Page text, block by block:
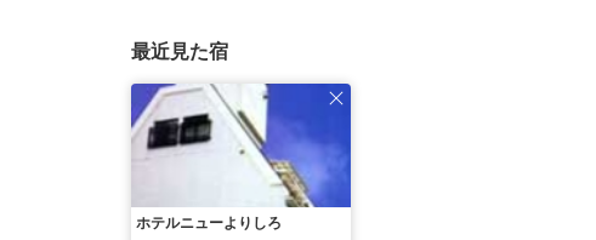
最近見た宿
ホテルニューよりしろ